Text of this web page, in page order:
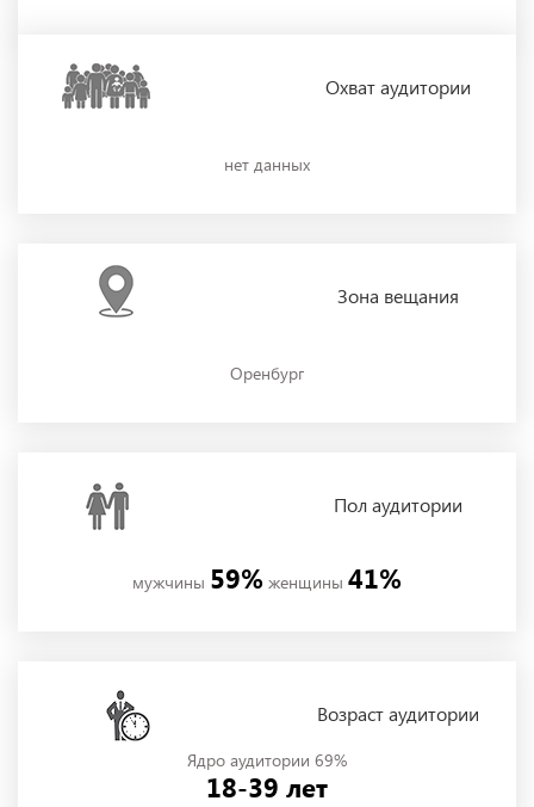
Охватаудитории
нет данных
Зона вещания
Оренбург
Полаудитории
мужчины 59% женщины 41%
Возраст аудитории
Ядро аудитории 69%
18-39 лет